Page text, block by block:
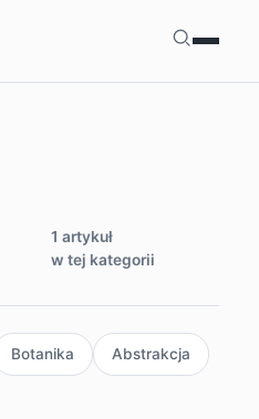
Szukaj
1 artykuł
w tej kategorii
Botanika Abstrakcja